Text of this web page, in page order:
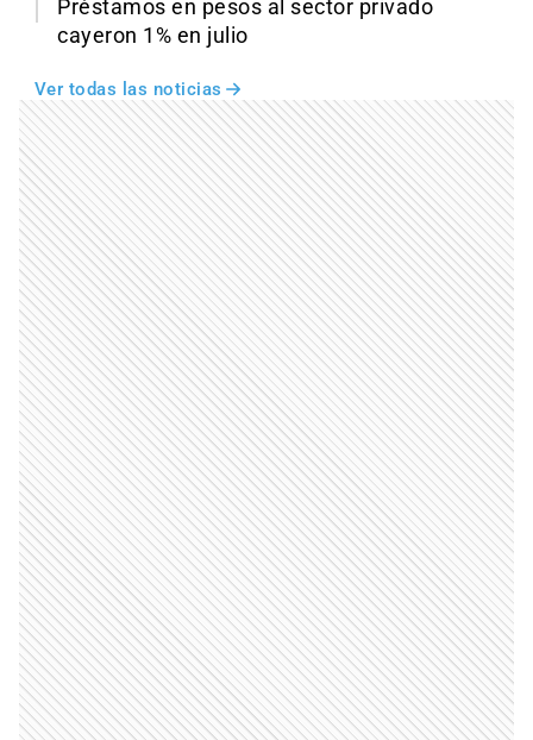
Préstamos en pesos al sector privado
cayeron 1% en julio
Ver todas las noticias